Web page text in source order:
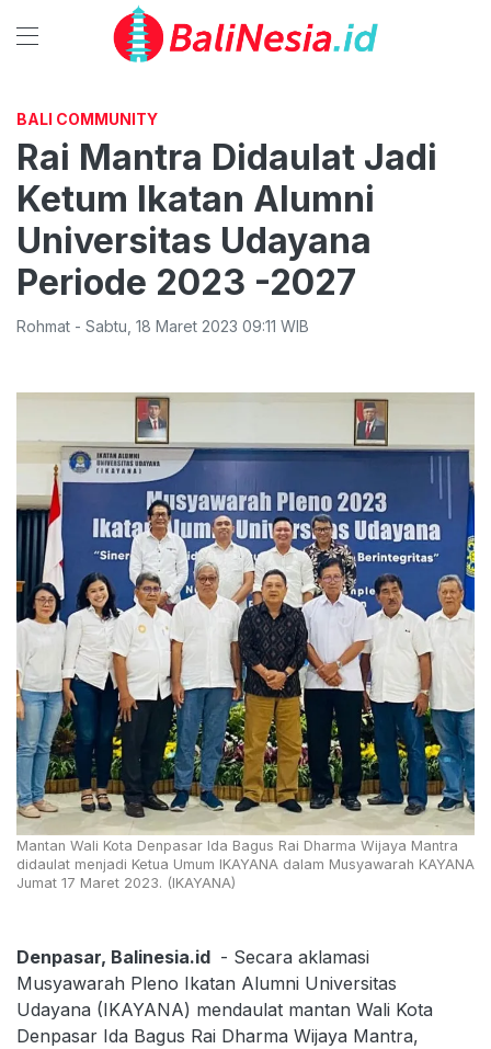
BALI COMMUNITY
Rai Mantra Didaulat Jadi
Ketum Ikatan Alumni
Universitas Udayana
Periode 2023 -2027
Rohmat - Sabtu 18 Maret 2023 09:11 WIB
Mantan Wali Kota Denpasar Ida Bagus Rai Dharma Wijaya Mantra
didaulat menjadi Ketua Umum IKAYANA dalam Musyawarah KAYANA
Jumat 17 Maret 2023. (IKAYANA)
Denpasar, Balinesia.id - Secara aklamasi
Musyawarah Pleno Ikatan Alumni Universitas
Udayana (IKAYANA) mendaulat mantan Wali Kota
Denpasar Ida Bagus Rai Dharma Wijaya Mantra,